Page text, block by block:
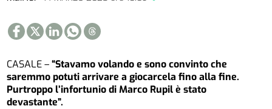
CASALE –“Stavamo volando e sono convinto che
saremmo potuti arrivare a giocarcela fino alla fine.
Purtroppo l’infortunio di Marco Rupil è stato
devastante”.